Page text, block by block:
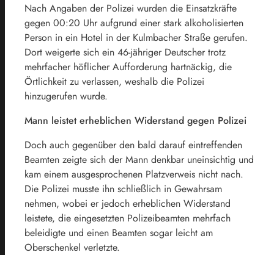
Nach Angaben der Polizei wurden die Einsatzkräfte
gegen 00:20 Uhr aufgrund einer stark alkoholisierten
Person in ein Hotel in der Kulmbacher Straße gerufen.
Dort weigerte sich ein 46-jähriger Deutscher trotz
mehrfacher höflicher Aufforderung hartnäckig, die
Örtlichkeit zu verlassen, weshalb die Polizei
hinzugerufen wurde.
Mann leistet erheblichen Widerstand gegen Polizei
Doch auch gegenüber den bald darauf eintreffenden
Beamten zeigte sich der Mann denkbar uneinsichtig und
kam einem ausgesprochenen Platzverweis nicht nach.
Die Polizei musste ihn schließlich in Gewahrsam
nehmen, wobei er jedoch erheblichen Widerstand
leistete, die eingesetzten Polizeibeamten mehrfach
beleidigte und einen Beamten sogar leicht am
Oberschenkel verletzte.